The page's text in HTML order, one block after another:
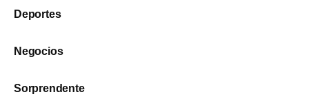
Deportes
Negocios
Sorprendente